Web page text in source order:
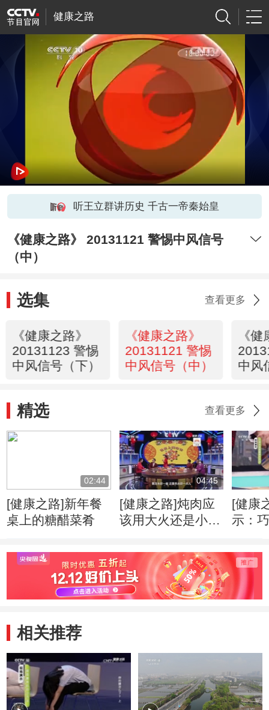
健康之路
听王立群讲历史 千古一帝秦始皇
《健康之路》 20131121 警惕中风信号
（中）
选集 查看更多
《健康之路》
20131123 警惕
中风信号（下）
《健康之路》
20131121 警惕
中风信号（中）
《
中风
精选 查看更多
02:44
[健康之路]新年餐
桌上的糖醋菜肴
04:45
[健康之路]炖肉应
该用大火还是小
[健康
示：
相关推荐